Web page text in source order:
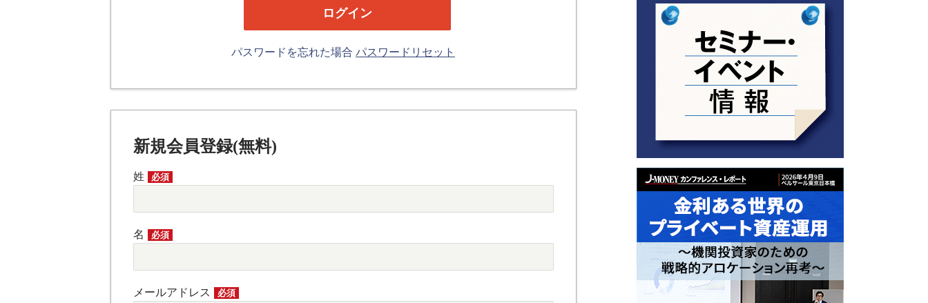
パスワードを忘れた場合 パスワードリセット
新規会員登録(無料)
姓 必須
名 必須
メールアドレス 必須